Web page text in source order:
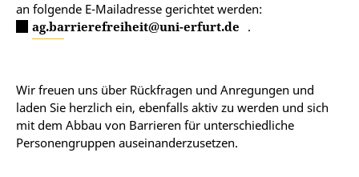
an folgende E-Mailadresse gerichtet werden:
ag.barrierefreiheit@uni-erfurt.de .
Wir freuen uns über Rückfragen und Anregungen und
laden Sie herzlich ein, ebenfalls aktiv zu werden und sich
mit dem Abbau von Barrieren für unterschiedliche
Personengruppen auseinanderzusetzen.